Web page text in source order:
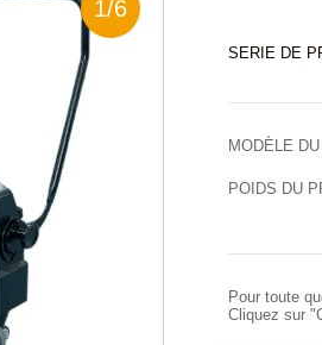
1/6
SERIE DE
MODÈLE
POIDS DU
Pour toute
Cliquez sur